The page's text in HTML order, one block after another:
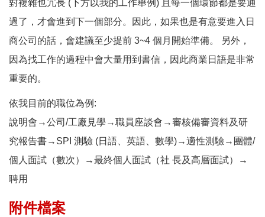
對複雜也冗長 (下方以我的工作舉例) 且每一個環節都是要通
過了，才會進到下一個部分。因此，如果也是有意要進入日
商公司的話，會建議至少提前 3~4 個月開始準備。 另外，
因為找工作的過程中會大量用到書信，因此商業日語是非常
重要的。
依我目前的職位為例:
說明會→公司/工廠見學→職員座談會→審核備審資料及研
究報告書→SPI 測驗 (日語、英語、數學)→適性測驗→團體/
個人面試（數次）→最終個人面試（社 長及高層面試）→
聘用